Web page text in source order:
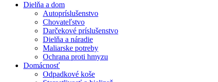
Dielňa a dom
Autopríslušenstvo
Chovateľstvo
Darčekové príslušenstvo
Dielňa a náradie
Maliarske potreby
Ochrana proti hmyzu
Domácnosť
Odpadkové koše